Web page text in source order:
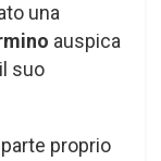
una
auspica
suo
parte proprio